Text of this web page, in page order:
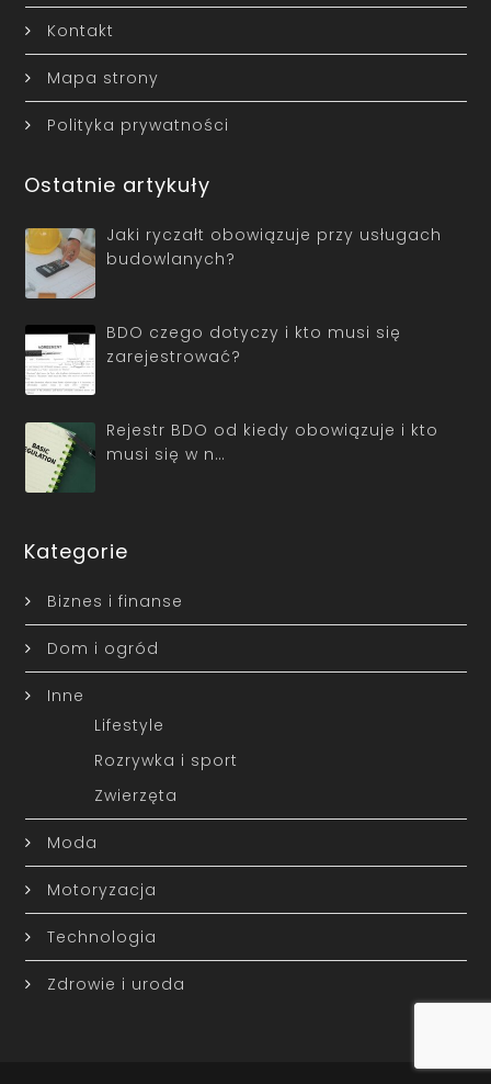
Kontakt
Mapa strony
Polityka prywatności
Ostatnie artykuły
Jaki ryczałt obowiązuje przy usługach
budowlanych?
BDO czego dotyczy i kto musi się
zarejestrować?
Rejestr BDO od kiedy obowiązuje i kto
musi się w n…
Kategorie
Biznes i finanse
Dom i ogród
Inne
Lifestyle
Rozrywka i sport
Zwierzęta
Moda
Motoryzacja
Technologia
Zdrowie i uroda